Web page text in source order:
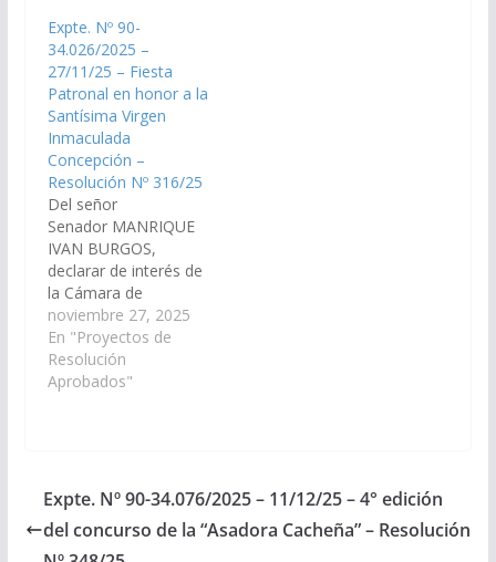
febrero de 2026 en el
municipio de Cachi,
Departamento
Homónimo.(Expte. Nº
90-34.076/2025, a la
Comisión de
Educación, Cultura,
Ciencia y Tecnología).
…
Expte. Nº 90-
34.026/2025 –
27/11/25 – Fiesta
Patronal en honor a la
Santísima Virgen
Inmaculada
Concepción –
Resolución Nº 316/25
Del señor
Senador MANRIQUE
IVAN BURGOS,
declarar de interés de
la Cámara de
Senadores la fiesta
patronal en honor a la
Santísima Virgen
Inmaculada
Payogasta,
departamento Cachi.
(Expte. Nº 90-
noviembre 27, 2025
En "Proyectos de
Resolución
Aprobados"
Expte. Nº 90-34.076/2025 – 11/12/25 – 4° edición
del concurso de la “Asadora Cacheña” – Resolución